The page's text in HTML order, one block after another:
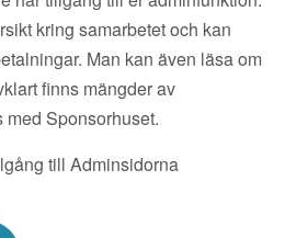
kring samarbetet och kan
Man kan även läsa om
finns mängder av
Sponsorhuset.
till Adminsidorna